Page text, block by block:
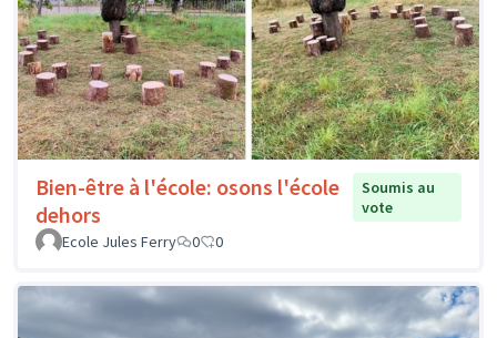
Bien-être à l'école: osons l'école
dehors
Soumis au
vote
Ecole Jules Ferry
0 0